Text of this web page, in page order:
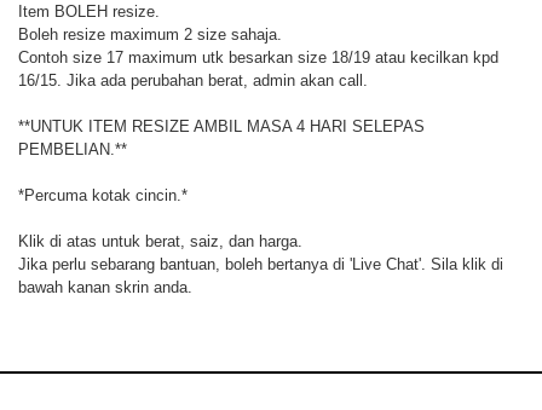
Item BOLEH resize.
Boleh resize maximum 2 size sahaja.
Contoh size 17 maximum utk besarkan size 18/19 atau kecilkan kpd
16/15. Jika ada perubahan berat, admin akan call.
**UNTUK ITEM RESIZE AMBIL MASA 4 HARI SELEPAS
PEMBELIAN.**
*Percuma kotak cincin.*
Klik di atas untuk berat, saiz, dan harga.
Jika perlu sebarang bantuan, boleh bertanya di 'Live Chat'. Sila klik di
bawah kanan skrin anda.